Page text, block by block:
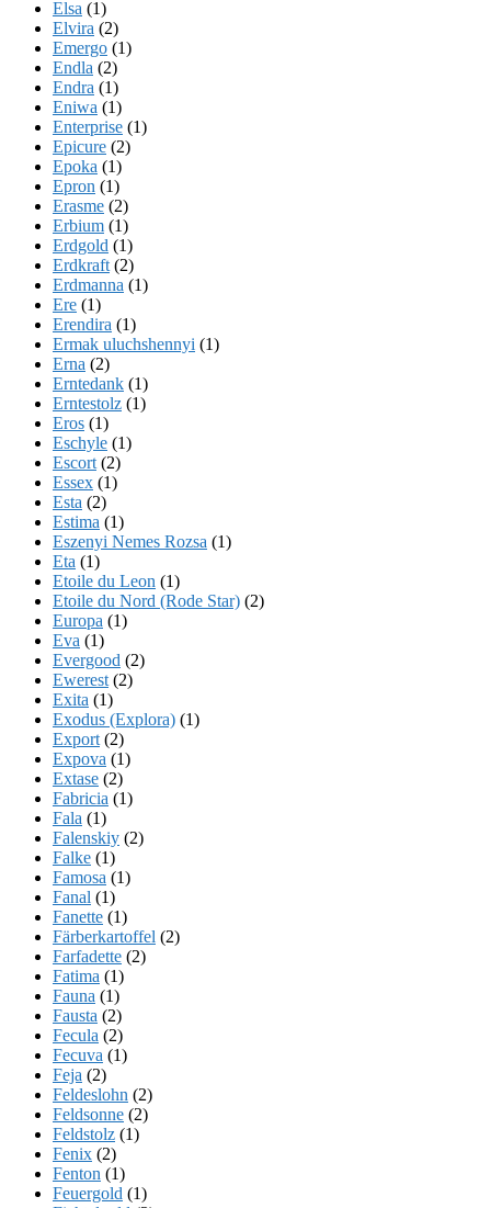
Elsa (1)
Elvira (2)
Emergo (1)
Endla (2)
Endra (1)
Eniwa (1)
Enterprise (1)
Epicure (2)
Epoka (1)
Epron (1)
Erasme (2)
Erbium (1)
Erdgold (1)
Erdkraft (2)
Erdmanna (1)
Ere (1)
Erendira (1)
Ermak uluchshennyi (1)
Erna (2)
Erntedank (1)
Erntestolz (1)
Eros (1)
Eschyle (1)
Escort (2)
Essex (1)
Esta (2)
Estima (1)
Eszenyi Nemes Rozsa (1)
Eta (1)
Etoile du Leon (1)
Etoile du Nord (Rode Star) (2)
Europa (1)
Eva (1)
Evergood (2)
Ewerest (2)
Exita (1)
Exodus (Explora) (1)
Export (2)
Expova (1)
Extase (2)
Fabricia (1)
Fala (1)
Falenskiy (2)
Falke (1)
Famosa (1)
Fanal (1)
Fanette (1)
Färberkartoffel (2)
Farfadette (2)
Fatima (1)
Fauna (1)
Fausta (2)
Fecula (2)
Fecuva (1)
Feja (2)
Feldeslohn (2)
Feldsonne (2)
Feldstolz (1)
Fenix (2)
Fenton (1)
Feuergold (1)